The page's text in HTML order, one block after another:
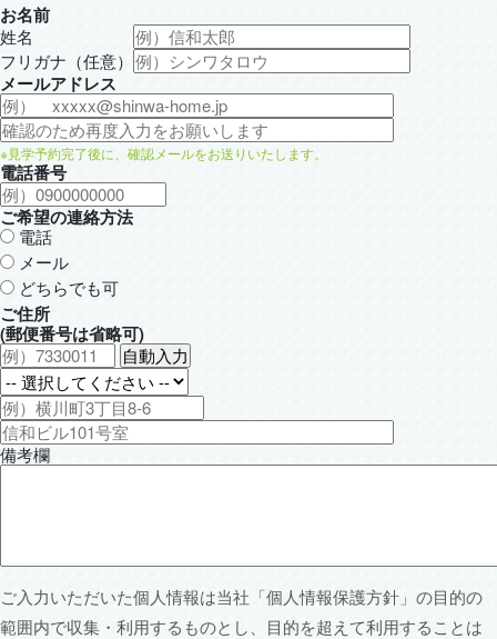
お名前
姓名
フリガナ（任意）
メールアドレス
※見学予約完了後に、確認メールをお送りいたします。
電話番号
ご希望の連絡方法
電話
メール
どちらでも可
ご住所
(郵便番号は省略可)
備考欄
ご入力いただいた個人情報は当社「個人情報保護方針 」の目的の
範囲内で収集・利用するものとし、目的を超えて利用することは